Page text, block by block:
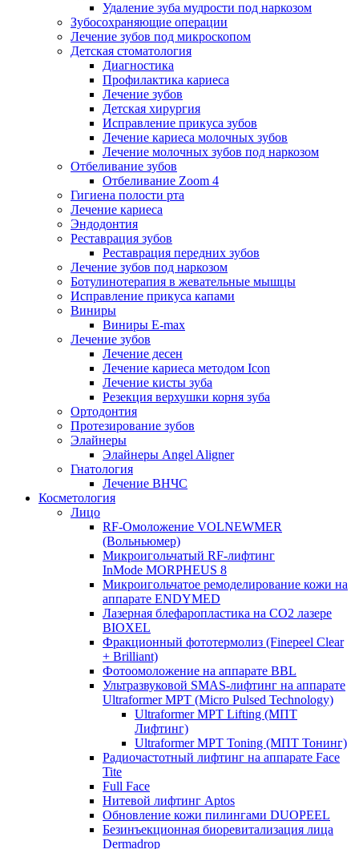
Удаление зуба мудрости под наркозом
Зубосохраняющие операции
Лечение зубов под микроскопом
Детская стоматология
Диагностика
Профилактика кариеса
Лечение зубов
Детская хирургия
Исправление прикуса зубов
Лечение кариеса молочных зубов
Лечение молочных зубов под наркозом
Отбеливание зубов
Отбеливание Zoom 4
Гигиена полости рта
Лечение кариеса
Эндодонтия
Реставрация зубов
Реставрация передних зубов
Лечение зубов под наркозом
Ботулинотерапия в жевательные мышцы
Исправление прикуса капами
Виниры
Виниры E-max
Лечение зубов
Лечение десен
Лечение кариеса методом Icon
Лечение кисты зуба
Резекция верхушки корня зуба
Ортодонтия
Протезирование зубов
Элайнеры
Элайнеры Angel Aligner
Гнатология
Лечение ВНЧС
Косметология
Лицо
RF-Омоложение VOLNEWMER
(Вольньюмер)
Микроигольчатый RF-лифтинг
InMode MORPHEUS 8
Микроигольчатое ремоделирование кожи на
аппарате ENDYMED
Лазерная блефаропластика на CO2 лазере
BIOXEL
Фракционный фототермолиз (Finepeel Clear
+ Brilliant)
Фотоомоложение на аппарате BBL
Ультразвуковой SMAS-лифтинг на аппарате
Ultraformer MPT (Micro Pulsed Technology)
Ultraformer MPT Lifting (МПТ
Лифтинг)
Ultraformer MPT Toning (МПТ Тонинг)
Радиочастотный лифтинг на аппарате Face
Tite
Full Face
Нитевой лифтинг Aptos
Обновление кожи пилингами DUOPEEL
Безинъекционная биоревитализация лица
Dermadrop